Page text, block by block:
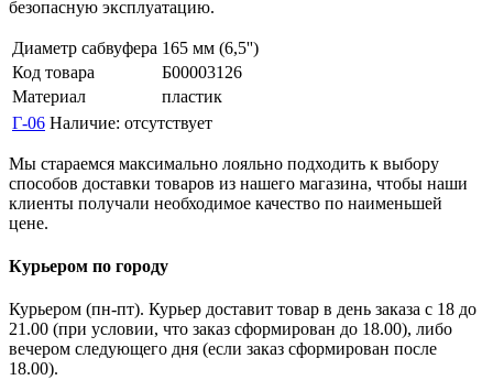
безопасную эксплуатацию.
Диаметр сабвуфера 165 мм (6,5'')
Код товара
Б00003126
Материал
пластик
Г-06 Наличие: отсутствует
Мы стараемся максимально лояльно подходить к выбору
способов доставки товаров из нашего магазина, чтобы наши
клиенты получали необходимое качество по наименьшей
цене.
Курьером по городу
Курьером (пн-пт). Курьер доставит товар в день заказа с 18 до
21.00 (при условии, что заказ сформирован до 18.00), либо
вечером следующего дня (если заказ сформирован после
18.00).